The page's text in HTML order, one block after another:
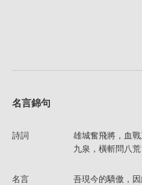
名言錦句
詩詞
雄城奮飛將，血
九泉，橫斬問八荒
名言 吾現今的驕傲，因